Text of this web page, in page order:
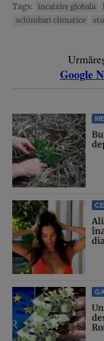
Tags: incalzire globala
schimbari climatice
Google